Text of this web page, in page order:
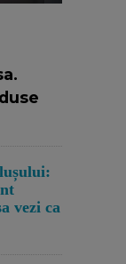
vezi ca